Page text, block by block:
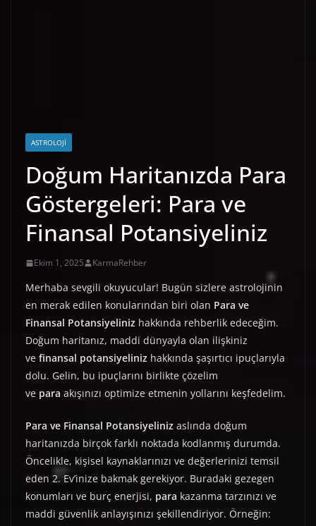
ASTROLOJI
Doğum Haritanızda Para
Göstergeleri: Para ve
Finansal Potansiyeliniz
Ekim 1, 2025 KarmaRehber
Merhaba sevgili okuyucular! Bugün sizlere astrolojinin
en merak edilen konularından biri olan Para ve
Finansal Potansiyeliniz hakkında rehberlik edeceğim.
Doğum haritanız, maddi dünyayla olan ilişkiniz
ve finansal potansiyeliniz hakkında şaşırtıcı ipuçlarıyla
dolu. Gelin, bu ipuçlarını birlikte çözelim
ve para akışınızı optimize etmenin yollarını keşfedelim.
Para ve Finansal Potansiyeliniz aslında doğum
haritanızda birçok farklı noktada kodlanmış durumda.
Öncelikle, kişisel kaynaklarınızı ve değerlerinizi temsil
eden 2. Ev’inize bakmak gerekiyor. Buradaki gezegen
konumları ve burç enerjisi, para kazanma tarzınızı ve
maddi güvenlik anlayışınızı şekillendiriyor. Örneğin: